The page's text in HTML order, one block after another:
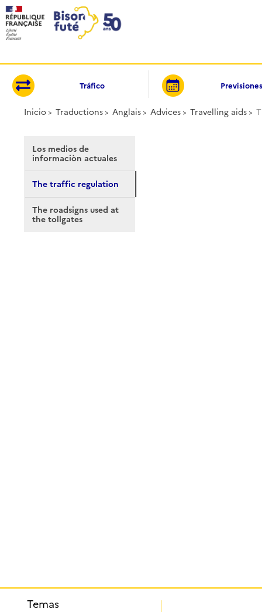
Tráfico Previsiones
Inicio Traductions Anglais Advices Travelling aids
Los medios de
informaciòn actuales
The traffic regulation
The roadsigns used at
the tollgates
Temas
Panel de gestión de cookies